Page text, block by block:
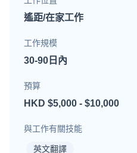
遙距/在家工作
工作規模
30-90日內
預算
HKD $5,000 - $10,000
與工作有關技能
英文翻譯